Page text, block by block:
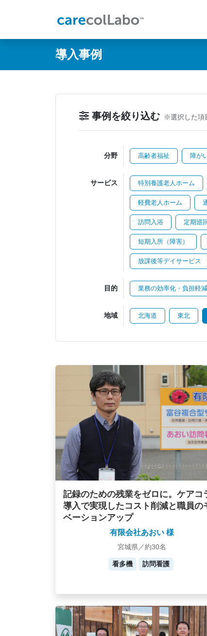
導入事例
事例を絞り込む ※選択した項
分野 高齢者福祉 障が
サービス 特別養護老人ホーム
軽費老人ホーム
訪問入浴 定期巡
短期入所（障害）
放課後等デイサービス
目的 業務の効率化・負担軽減
地域 北海道 東北
記録のための残業をゼロに。ケアコ
導入で実現したコスト削減と職員の
ベーションアップ
有限会社あおい 様
宮城県／約30名
看多機 訪問看護